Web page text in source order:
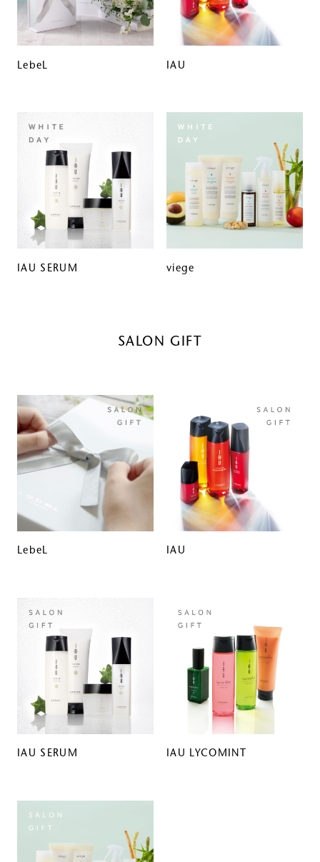
LebeL IAU
IAU SERUM viege
SALON GIFT
LebeL IAU
IAU SERUM IAU LYCOMINT